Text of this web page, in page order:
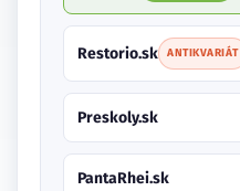
Restorio.sk ANTIKVARIÁT
Preskoly.sk
PantaRhei.sk